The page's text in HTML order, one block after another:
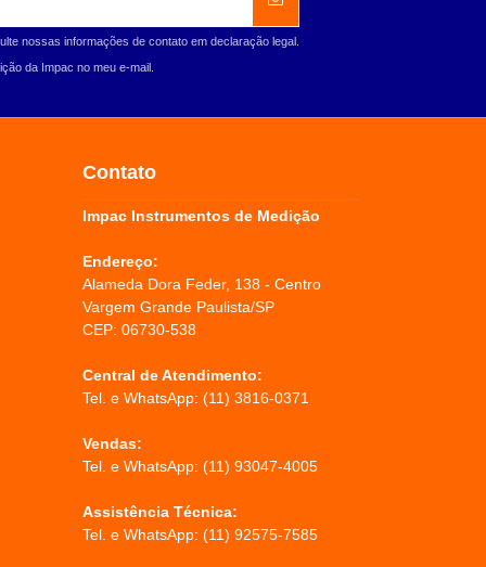
nossas informações de contato em declaração legal.
da Impac no meu e-mail.
Contato
Impac Instrumentos de Medição
Endereço:
Alameda Dora Feder, 138 - Centro
Vargem Grande Paulista/SP
CEP: 06730-538
Central de Atendimento:
Tel. e WhatsApp: (11) 3816-0371
Vendas:
Tel. e WhatsApp: (11) 93047-4005
Assistência Técnica:
Tel. e WhatsApp: (11) 92575-7585